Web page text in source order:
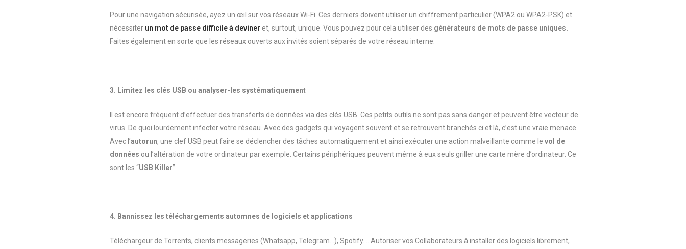
Pour une navigation sécurisée, ayez un œil sur vos réseaux Wi-Fi. Ces derniers doivent utiliser un chiffrement particulier (WPA2 ou WPA2-PSK) et
nécessiter un mot de passe difficile à deviner et, surtout, unique. Vous pouvez pour cela utiliser des générateurs de mots de passe uniques.
Faites également en sorte que les réseaux ouverts aux invités soient séparés de votre réseau interne.
3. Limitez les clés USB ou analyser-les systématiquement
Il est encore fréquent d’effectuer des transferts de données via des clés USB. Ces petits outils ne sont pas sans danger et peuvent être vecteur de
virus. De quoi lourdement infecter votre réseau. Avec des gadgets qui voyagent souvent et se retrouvent branchés ci et là, c’est une vraie menace.
Avec l’autorun, une clef USB peut faire se déclencher des tâches automatiquement et ainsi exécuter une action malveillante comme le vol de
données ou l’altération de votre ordinateur par exemple. Certains périphériques peuvent même à eux seuls griller une carte mère d’ordinateur. Ce
sont les “USB Killer”.
4. Bannissez les téléchargements automnes de logiciels et applications
Téléchargeur de Torrents, clients messageries (Whatsapp, Telegram …), Spotify…. Autoriser vos Collaborateurs à installer des logiciels librement,